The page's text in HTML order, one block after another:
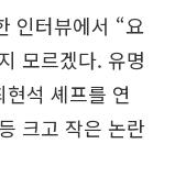
인터뷰에서 “요
모르겠다. 유명
석 셰프를 연
크고 작은 논란